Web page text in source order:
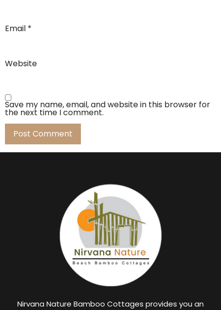
Email *
Website
Save my name, email, and website in this browser for
the next time I comment.
Nirvana Nature Bamboo Cottages provides you an